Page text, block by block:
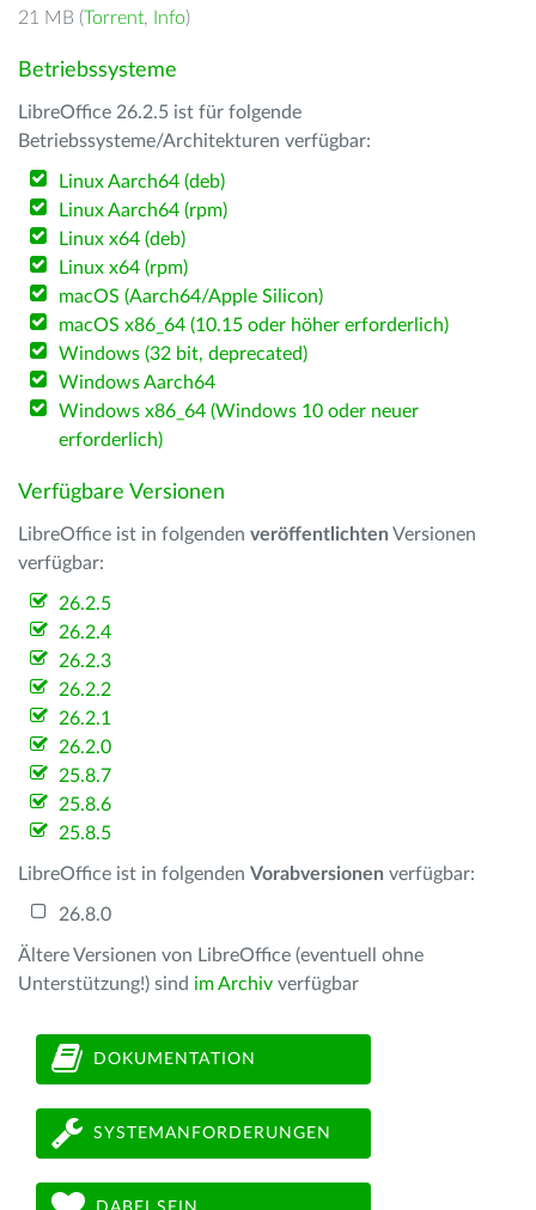
21 MB (Torrent, Info)
Betriebssysteme
LibreOffice 26.2.5 ist für folgende
Betriebssysteme/Architekturen verfügbar:
Linux Aarch64 (deb)
Linux Aarch64 (rpm)
Linux x64 (deb)
Linux x64 (rpm)
macOS (Aarch64/Apple Silicon)
macOS x86_64 (10.15 oder höher erforderlich)
Windows (32 bit, deprecated)
Windows Aarch64
Windows x86_64 (Windows 10 oder neuer
erforderlich)
Verfügbare Versionen
LibreOffice ist in folgenden veröffentlichten Versionen
verfügbar:
26.2.5
26.2.4
26.2.3
26.2.2
26.2.1
26.2.0
25.8.7
25.8.6
25.8.5
LibreOffice ist in folgenden Vorabversionen verfügbar:
26.8.0
Ältere Versionen von LibreOffice (eventuell ohne
Unterstützung!) sind im Archiv verfügbar
DOKUMENTATION
SYSTEMANFORDERUNGEN